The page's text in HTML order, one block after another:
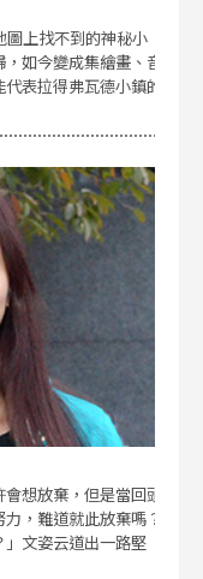
圖上找不到的神秘小
如今變成集繪畫、音
表拉得弗瓦德小鎮的
想放棄，但是當回頭
，難道就此放棄嗎？
文姿云道出一路堅